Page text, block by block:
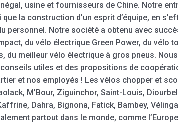
usine et fournisseurs de Chine. Notre
la construction d’un esprit d’équipe, en
personnel. Notre société a obtenu avec
du vélo électrique Green Power, du vélo
du meilleur vélo électrique à gros pneus.
utiles et des propositions de
et nos employés ! Les vélos chopper et
M’Bour, Ziguinchor, Saint-Louis,
Dahra, Bignona, Fatick, Bambey,
partout dans le monde, comme